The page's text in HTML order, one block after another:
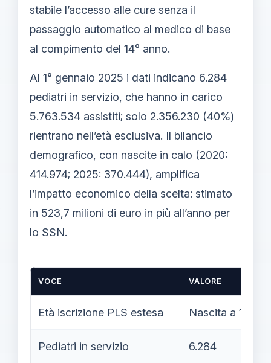
stabile l’accesso alle cure senza il
passaggio automatico al medico di base
al compimento del 14° anno.
Al 1° gennaio 2025 i dati indicano 6.284
pediatri in servizio, che hanno in carico
5.763.534 assistiti; solo 2.356.230 (40%)
rientrano nell’età esclusiva. Il bilancio
demografico, con nascite in calo (2020:
414.974; 2025: 370.444), amplifica
l’impatto economico della scelta: stimato
in 523,7 milioni di euro in più all’anno per
lo SSN.
VOCE VALORE
Età iscrizione PLS estesa Nascita a 18
Pediatri in servizio 6.284